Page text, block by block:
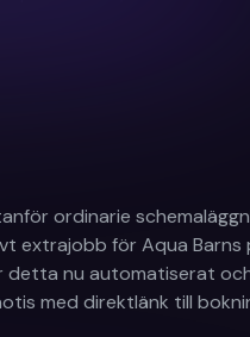
ordinarie
extrajobb för Aqua Barns
detta nu automatiserat
med direktlänk till